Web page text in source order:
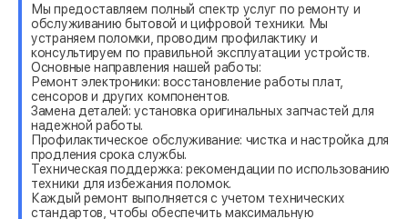
Мы предоставляем полный спектр услуг по ремонту и
обслуживанию бытовой и цифровой техники. Мы
устраняем поломки, проводим профилактику и
консультируем по правильной эксплуатации устройств.
Основные направления нашей работы:
Ремонт электроники: восстановление работы плат,
сенсоров и других компонентов.
Замена деталей: установка оригинальных запчастей для
надежной работы.
Профилактическое обслуживание: чистка и настройка для
продления срока службы.
Техническая поддержка: рекомендации по использованию
техники для избежания поломок.
Каждый ремонт выполняется с учетом технических
стандартов, чтобы обеспечить максимальную